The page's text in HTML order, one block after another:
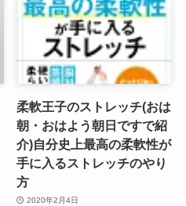
柔軟王子のストレッチ(おは
朝・おはよう朝日ですで紹
介)自分史上最高の柔軟性が
手に入るストレッチのやり
方
2020年2月4日